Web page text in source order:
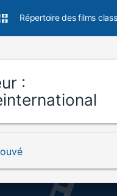
Répertoire des films
: